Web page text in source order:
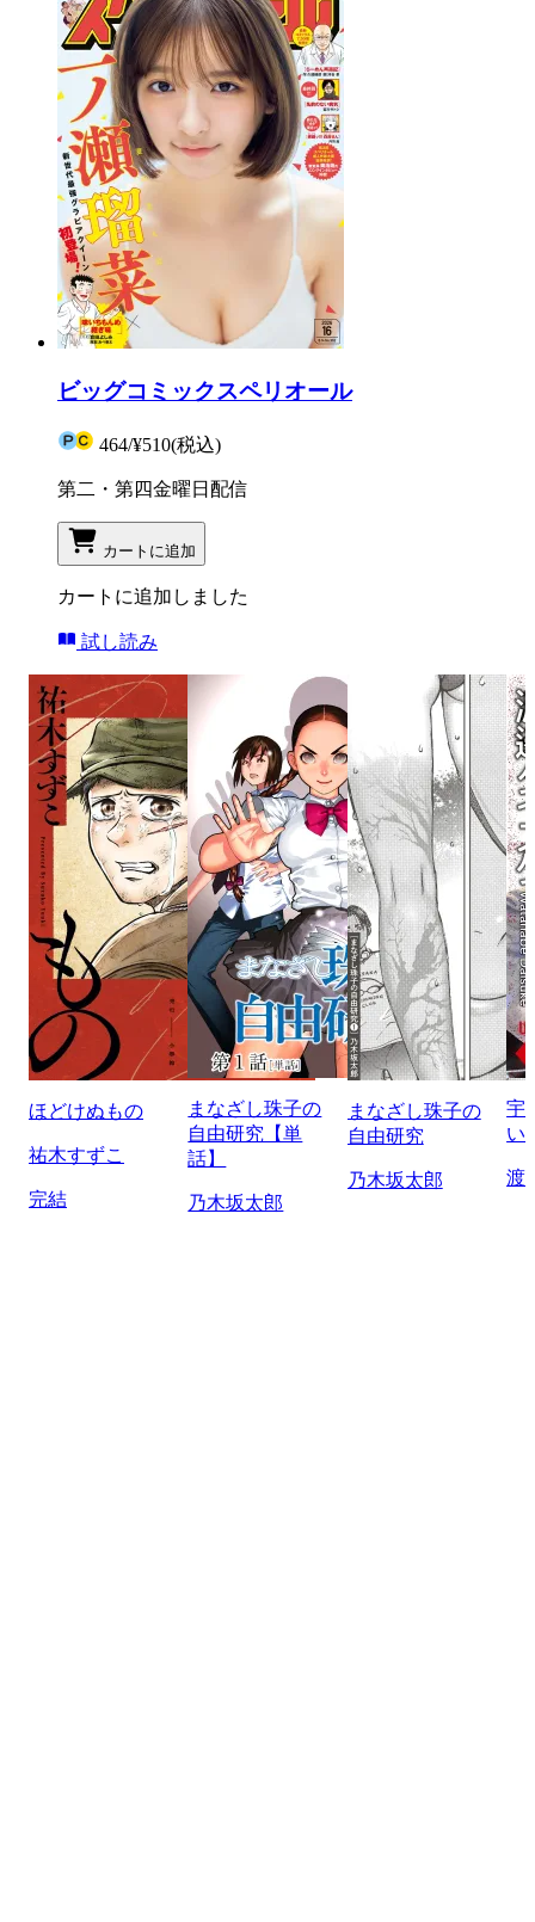
ビッグコミックスペリオール
464/¥510(税込)
第二・第四金曜日配信
カートに追加
カートに追加しました
試し読み
ほどけぬもの
祐木すずこ
完結
まなざし珠子の
自由研究【単
話】
乃木坂太郎
まなざし珠子の
自由研究
乃木坂太郎
宇
い
渡